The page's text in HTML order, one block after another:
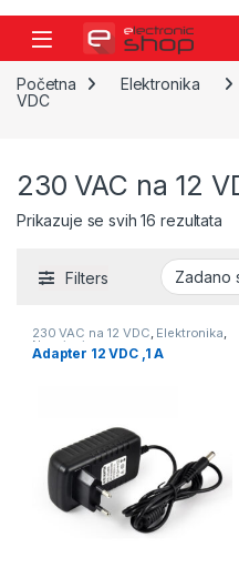
Skip to navigation
Skip to content
Početna Elektronika
VDC
230 VAC na 12
Prikazuje se svih 16 rezultata
Filters
230 VAC na 12 VDC, Elektronika,
Napajanje
Adapter 12 VDC ,1 A